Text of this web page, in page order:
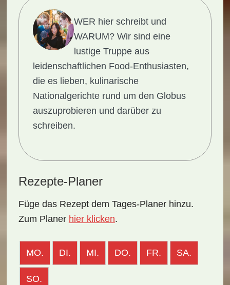
WER hier schreibt und
WARUM?Wir sind eine
lustige Truppe aus
leidenschaftlichen Food-Enthusiasten,
die es lieben, kulinarische
Nationalgerichte rund um den Globus
auszuprobieren und darüber zu
schreiben.
Rezepte-Planer
Füge das Rezept dem Tages-Planer hinzu.
Zum Planer hier klicken.
MO. DI. MI. DO. FR. SA.
SO.